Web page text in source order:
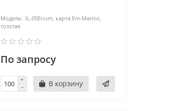
IL-05Enum, карта Em-Marine,
толстая
По запросу
В корзину